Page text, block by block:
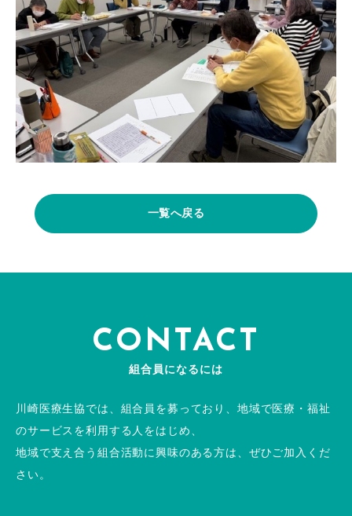
一覧へ戻る
CONTACT
組合員になるには
川崎医療生協では、組合員を募っており、地域で医療・福祉
のサービスを利用する人をはじめ、
地域で支え合う組合活動に興味のある方は、ぜひご加入くだ
さい。